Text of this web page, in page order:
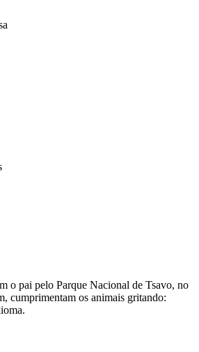
o pai pelo Parque Nacional de Tsavo, no
cumprimentam os animais gritando: